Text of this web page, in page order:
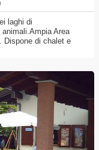
laghi di
Area
Dispone di chalet e